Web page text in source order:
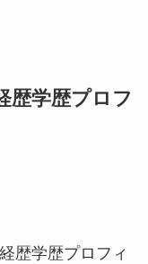
歴学歴プロフ
歴学歴プロフィ